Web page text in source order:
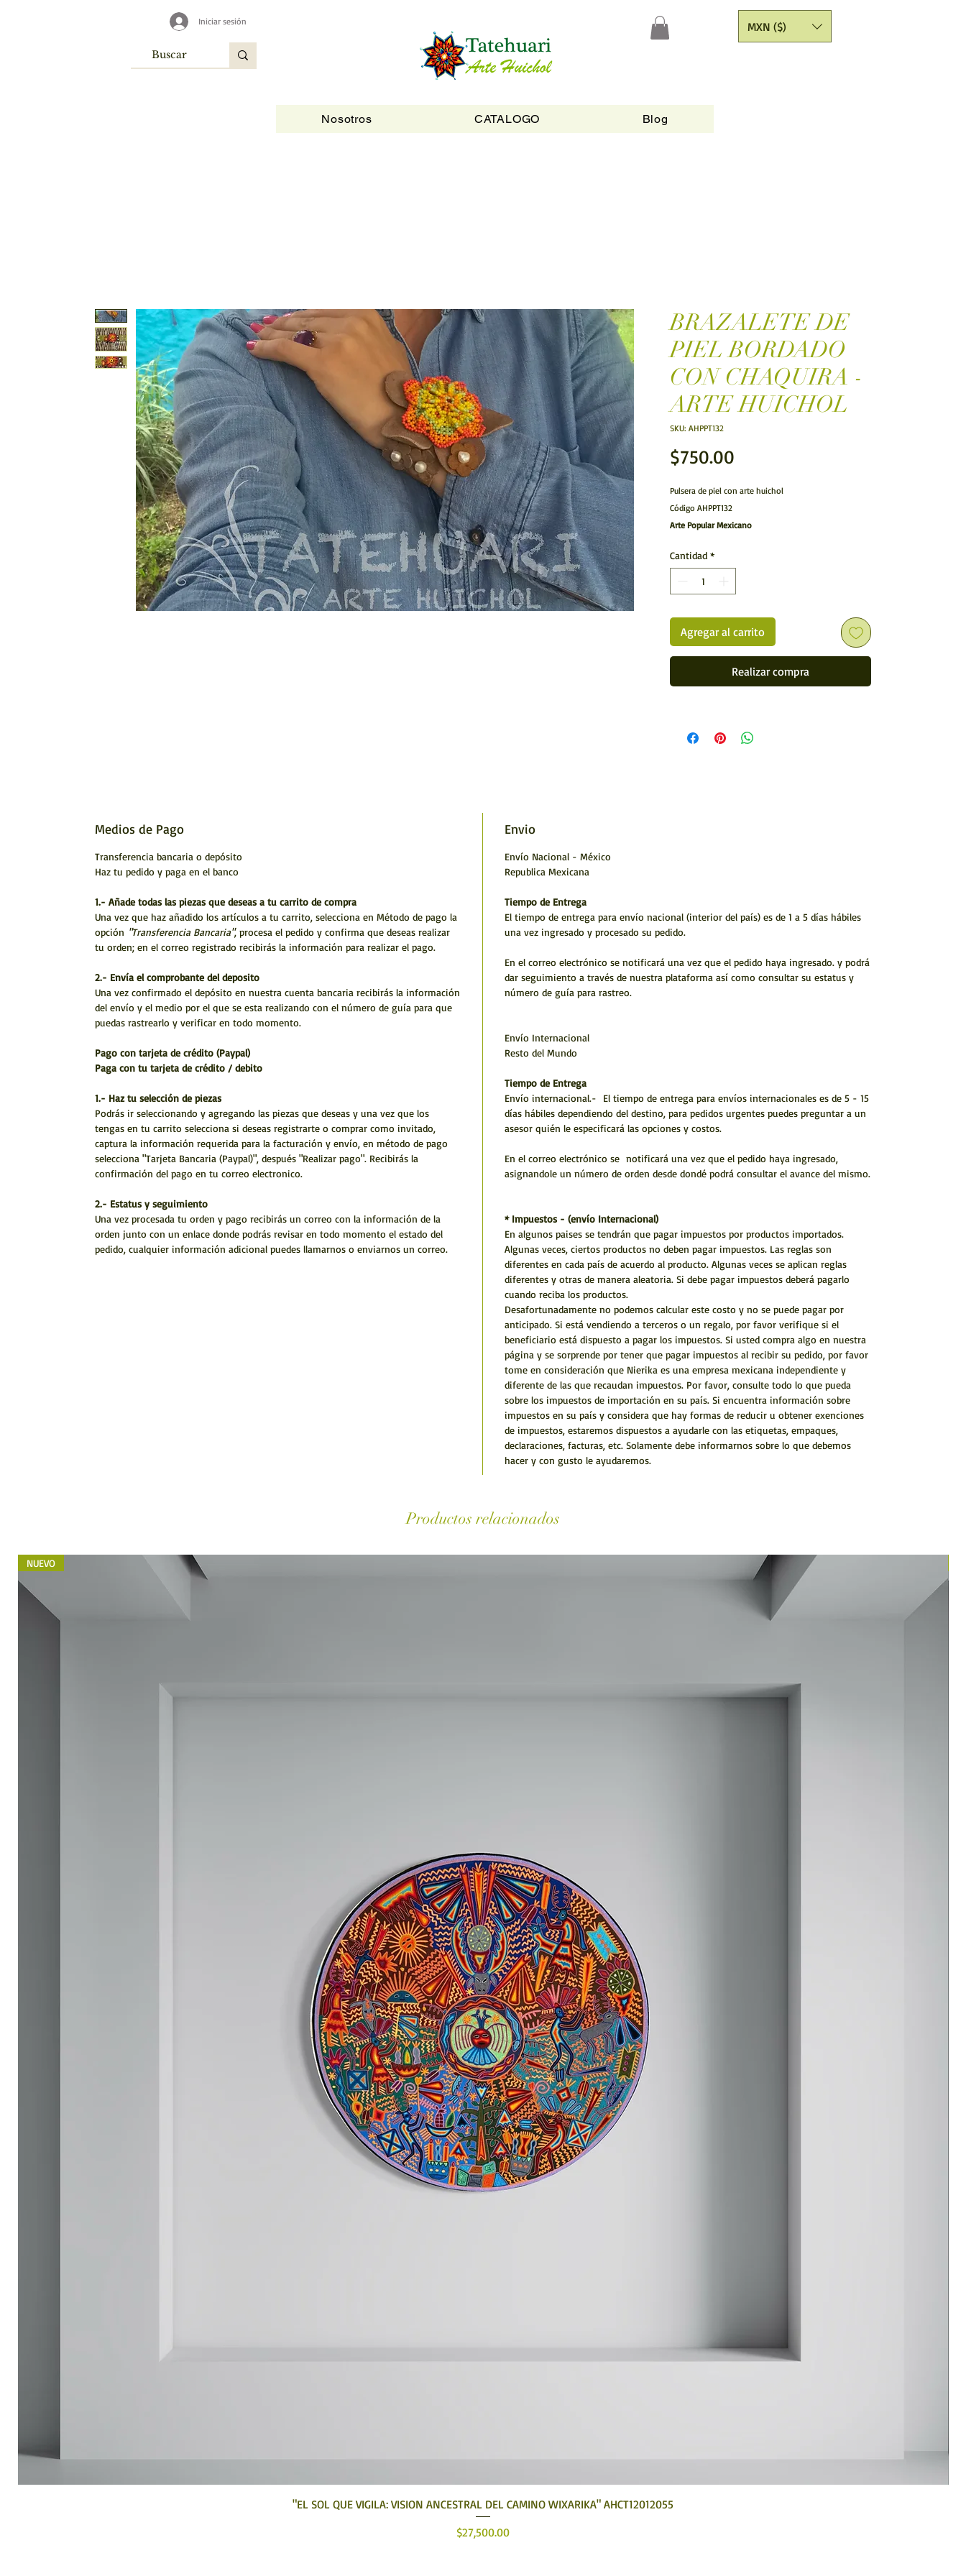
Iniciar sesión MXN ($)
Nosotros CATALOGO Blog
BRAZALETE DE
PIEL BORDADO
CON CHAQUIRA -
ARTE HUICHOL
SKU: AHPPT132
$750.00
Pulsera de piel con arte huichol
Código AHPPT132
Arte Popular Mexicano
realizada por los artsanos huicholes de Nayarit. La
joyería hecha con cuentas de chaquira es un elemento
importante en la indumentaria de los huicholes y es un
Características:
Articulo hecho a mano
Realizada con piel y chaquira
Cantidad *
Agregar al carrito
Realizar compra
Medios de Pago
Transferencia bancaria o depósito
Haz tu pedido y paga en el banco
1.- Añade todas las piezas que deseas a tu carrito de compra
Una vez que haz añadido los artículos a tu carrito, selecciona en Método de pago la
opción "Transferencia Bancaria", procesa el pedido y confirma que deseas realizar
tu orden; en el correo registrado recibirás la información para realizar el pago.
2.- Envía el comprobante del deposito
Una vez confirmado el depósito en nuestra cuenta bancaria recibirás la información
del envío y el medio por el que se esta realizando con el número de guía para que
puedas rastrearlo y verificar en todo momento.
Pago con tarjeta de crédito (Paypal)
Paga con tu tarjeta de crédito / debito
1.- Haz tu selección de piezas
Podrás ir seleccionando y agregando las piezas que deseas y una vez que los
tengas en tu carrito selecciona si deseas registrarte o comprar como invitado,
captura la información requerida para la facturación y envío, en método de pago
selecciona "Tarjeta Bancaria (Paypal)", después "Realizar pago". Recibirás la
confirmación del pago en tu correo electronico.
2.- Estatus y seguimiento
Una vez procesada tu orden y pago recibirás un correo con la información de la
orden junto con un enlace donde podrás revisar en todo momento el estado del
pedido, cualquier información adicional puedes llamarnos o enviarnos un correo.
Envio
Envío Nacional - México
Republica Mexicana
Tiempo de Entrega
El tiempo de entrega para envío nacional (interior del país) es de 1 a 5 días hábiles
una vez ingresado y procesado su pedido.
En el correo electrónico se notificará una vez que el pedido haya ingresado. y podrá
dar seguimiento a través de nuestra plataforma así como consultar su estatus y
número de guía para rastreo.
Envío Internacional
Resto del Mundo
Tiempo de Entrega
Envío internacional.- El tiempo de entrega para envíos internacionales es de 5 - 15
días hábiles dependiendo del destino, para pedidos urgentes puedes preguntar a un
asesor quién le especificará las opciones y costos.
En el correo electrónico se notificará una vez que el pedido haya ingresado,
asignandole un número de orden desde dondé podrá consultar el avance del mismo.
* Impuestos - (envío Internacional)
En algunos paises se tendrán que pagar impuestos por productos importados.
Algunas veces, ciertos productos no deben pagar impuestos. Las reglas son
diferentes en cada país de acuerdo al producto. Algunas veces se aplican reglas
diferentes y otras de manera aleatoria. Si debe pagar impuestos deberá pagarlo
cuando reciba los productos.
Desafortunadamente no podemos calcular este costo y no se puede pagar por
anticipado. Si está vendiendo a terceros o un regalo, por favor verifique si el
beneficiario está dispuesto a pagar los impuestos. Si usted compra algo en nuestra
página y se sorprende por tener que pagar impuestos al recibir su pedido, por favor
tome en consideración que Nierika es una empresa mexicana independiente y
diferente de las que recaudan impuestos. Por favor, consulte todo lo que pueda
sobre los impuestos de importación en su país. Si encuentra información sobre
impuestos en su país y considera que hay formas de reducir u obtener exenciones
de impuestos, estaremos dispuestos a ayudarle con las etiquetas, empaques,
declaraciones, facturas, etc. Solamente debe informarnos sobre lo que debemos
hacer y con gusto le ayudaremos.
Productos relacionados
Vista rápida
NUEVO
"EL SOL QUE VIGILA: VISION ANCESTRAL DEL CAMINO WIXARIKA" AHCT12012055
Precio
$27,500.00